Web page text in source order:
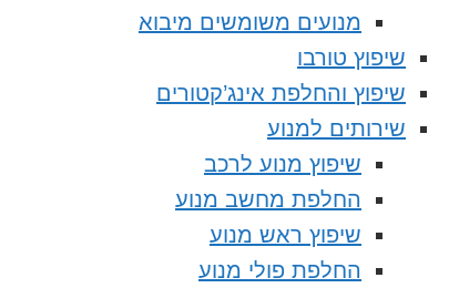
מנועים משומשים מיבוא
שיפוץ טורבו
שיפוץ והחלפת אינג’קטורים
שירותים למנוע
שיפוץ מנוע לרכב
החלפת מחשב מנוע
שיפוץ ראש מנוע
החלפת פולי מנוע